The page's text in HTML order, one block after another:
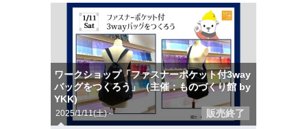
ワークショップ「ファスナーポケット付3way
バッグをつくろう」（主催：ものづくり館 by
YKK)
2025/1/11(土)～ 販売終了